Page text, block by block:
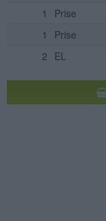
1
Prise
1
Prise
2 EL